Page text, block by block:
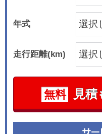
年式
走行距離(km)
無料 見積